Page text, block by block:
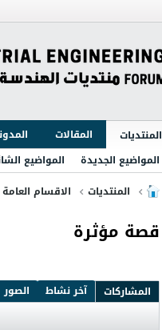
المنتديات المقالات
المواضيع الجديدة
المواضيع
المنتديات
الاقسام العامة
قصة مؤثرة
المشاركات آخر نشاط الصور